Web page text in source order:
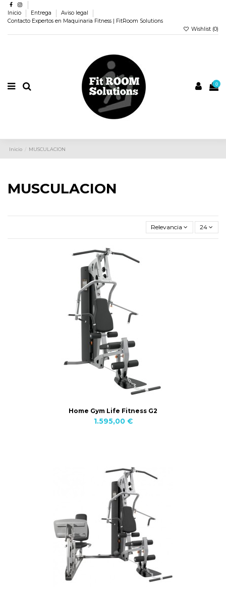
Inicio Entrega
Aviso legal
Contacto Expertos en Maquinaria Fitness | FitRoom Solutions
Wishlist (0)
0
Inicio MUSCULACION
MUSCULACION
Relevancia 24
Home Gym Life Fitness G2
1.595,00 €